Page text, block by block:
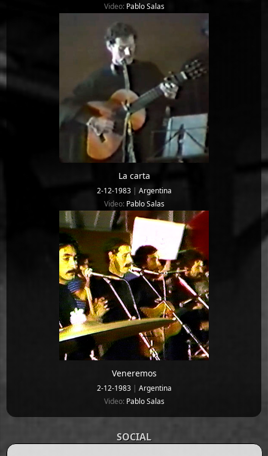
Video: Pablo Salas
La carta
2-12-1983|Argentina
Video: Pablo Salas
Veneremos
2-12-1983|Argentina
Video: Pablo Salas
SOCIAL